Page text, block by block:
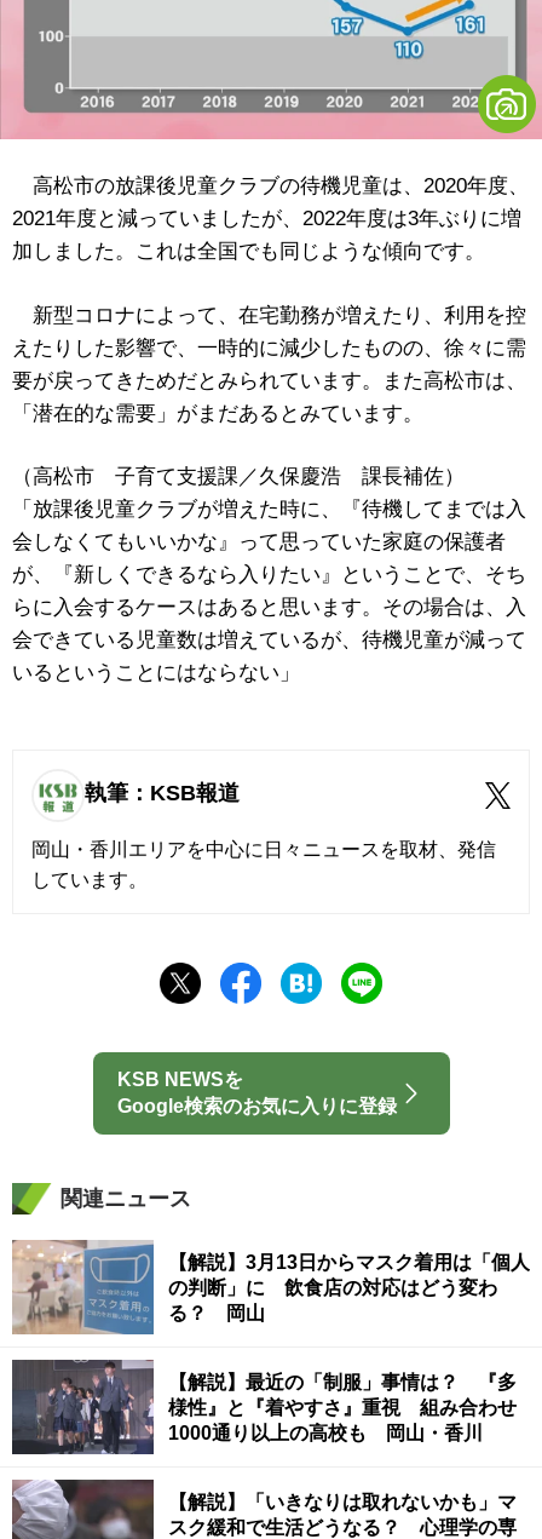
高松市の放課後児童クラブの待機児童は、2020年度、
2021年度と減っていましたが、2022年度は3年ぶりに増
加しました。これは全国でも同じような傾向です。
新型コロナによって、在宅勤務が増えたり、利用を控
えたりした影響で、一時的に減少したものの、徐々に需
要が戻ってきためだとみられています。また高松市は、
「潜在的な需要」がまだあるとみています。
（高松市 子育て支援課／久保慶浩 課長補佐）
「放課後児童クラブが増えた時に、『待機してまでは入
会しなくてもいいかな』って思っていた家庭の保護者
が、『新しくできるなら入りたい』ということで、そち
らに入会するケースはあると思います。その場合は、入
会できている児童数は増えているが、待機児童が減って
いるということにはならない」
執筆：KSB報道
岡山・香川エリアを中心に日々ニュースを取材、発信
しています。
KSB NEWSを
Google検索のお気に入りに登録
関連ニュース
【解説】3月13日からマスク着用は「個人
の判断」に 飲食店の対応はどう変わ
る？ 岡山
【解説】最近の「制服」事情は？ 『多
様性』と『着やすさ』重視 組み合わせ
1000通り以上の高校も 岡山・香川
【解説】「いきなりは取れないかも」マ
スク緩和で生活どうなる？ 心理学の専